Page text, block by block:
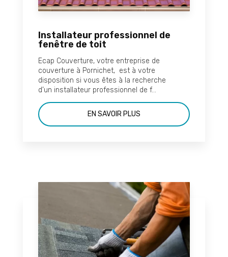
Installateur professionnel de
fenêtre de toit
Ecap Couverture, votre entreprise de
couverture à Pornichet, est à votre
disposition si vous êtes à la recherche
d’un installateur professionnel de f...
EN SAVOIR PLUS